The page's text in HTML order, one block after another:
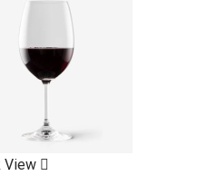
View